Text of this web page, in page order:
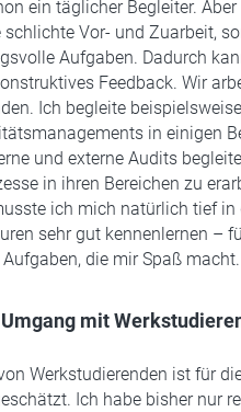
ein täglicher Begleiter.
Vor- und Zuarbeit,
Aufgaben. Dadurch
Feedback. Wir
Ich begleite
in einigen
und externe Audits
in ihren Bereichen zu
ich mich natürlich tief in
sehr gut kennenlernen –
die mir Spaß macht.
mit
Werkstudierenden ist für
Ich habe bisher nur